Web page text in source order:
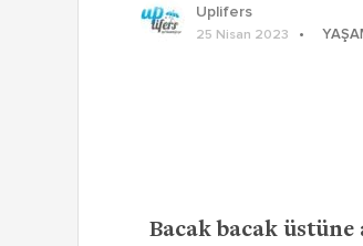
Uplifers
25 Nisan 2023
Bacak bacak